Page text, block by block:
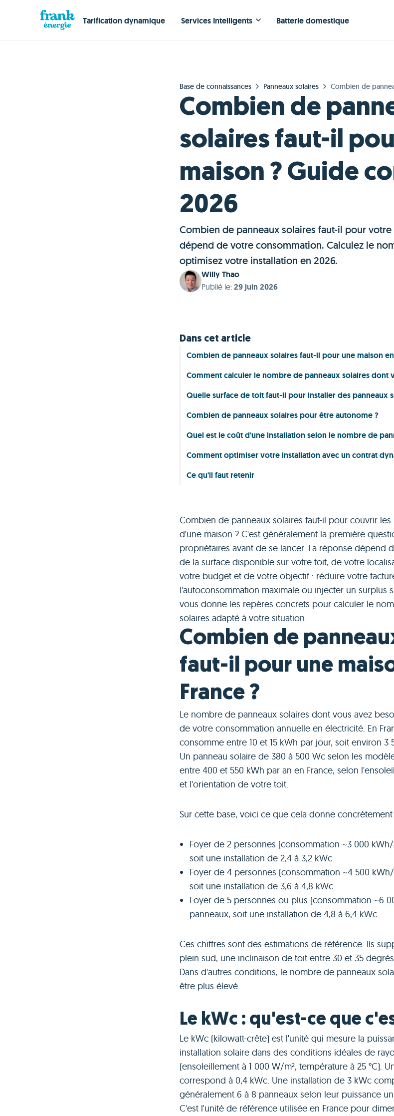
Tarification dynamique Services Intelligents Batterie domestique
Base de connaissances Panneaux solaires
Combien de
Combien de
solaires faut-il
maison ? Guide
2026
Combien de panneaux solaires faut-il pour votre
dépend de votre consommation. Calculez le
optimisez votre installation en 2026.
Willy Thao
Publié le: 29 juin 2026
Dans cet article
Combien de panneaux solaires faut-il pour une maison
Comment calculer le nombre de panneaux solaires dont
Quelle surface de toit faut-il pour installer des panneaux
Combien de panneaux solaires pour être autonome ?
Quel est le coût d'une installation selon le nombre de
Comment optimiser votre installation avec un contrat
Ce qu'il faut retenir
Combien de panneaux solaires faut-il pour couvrir
d'une maison ? C'est généralement la première
propriétaires avant de se lancer. La réponse dépend
de la surface disponible sur votre toit, de votre
votre budget et de votre objectif : réduire votre
l'autoconsommation maximale ou injecter un surplus
vous donne les repères concrets pour calculer le
solaires adapté à votre situation.
Combien de
faut-il pour une
France ?
Le nombre de panneaux solaires dont vous avez
de votre consommation annuelle en électricité. En
consomme entre 10 et 15 kWh par jour, soit environ 3
Un panneau solaire de 380 à 500 Wc selon les
entre 400 et 550 kWh par an en France, selon
et l'orientation de votre toit.
Sur cette base, voici ce que cela donne concrètement
Foyer de 2 personnes (consommation ~3 000
soit une installation de 2,4 à 3,2 kWc.
Foyer de 4 personnes (consommation ~4 500 kWh/
soit une installation de 3,6 à 4,8 kWc.
Foyer de 5 personnes ou plus (consommation ~6
panneaux, soit une installation de 4,8 à 6,4 kWc.
Ces chiffres sont des estimations de référence. Ils
plein sud, une inclinaison de toit entre 30 et 35
Dans d'autres conditions, le nombre de panneaux
être plus élevé.
Le kWc : qu'est-ce que
Le kWc (kilowatt-crête) est l'unité qui mesure la
installation solaire dans des conditions idéales de
(ensoleillement à 1 000 W/m², température à 25 °C).
correspond à 0,4 kWc. Une installation de 3 kWc
généralement 6 à 8 panneaux selon leur puissance
C'est l'unité de référence utilisée en France pour